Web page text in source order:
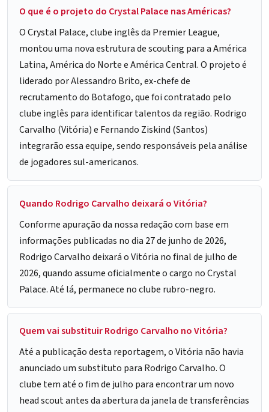
O que é o projeto do Crystal Palace nas Américas?
O Crystal Palace, clube inglês da Premier League,
montou uma nova estrutura de scouting para a América
Latina, América do Norte e América Central. O projeto é
liderado por Alessandro Brito, ex-chefe de
recrutamento do Botafogo, que foi contratado pelo
clube inglês para identificar talentos da região. Rodrigo
Carvalho (Vitória) e Fernando Ziskind (Santos)
integrarão essa equipe, sendo responsáveis pela análise
de jogadores sul-americanos.
Quando Rodrigo Carvalho deixará o Vitória?
Conforme apuração da nossa redação com base em
informações publicadas no dia 27 de junho de 2026,
Rodrigo Carvalho deixará o Vitória no final de julho de
2026, quando assume oficialmente o cargo no Crystal
Palace. Até lá, permanece no clube rubro-negro.
Quem vai substituir Rodrigo Carvalho no Vitória?
Até a publicação desta reportagem, o Vitória não havia
anunciado um substituto para Rodrigo Carvalho. O
clube tem até o fim de julho para encontrar um novo
head scout antes da abertura da janela de transferências